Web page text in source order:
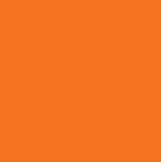
koji su osmislili Begić Arif i Kozica
Kluba matematike u idućim